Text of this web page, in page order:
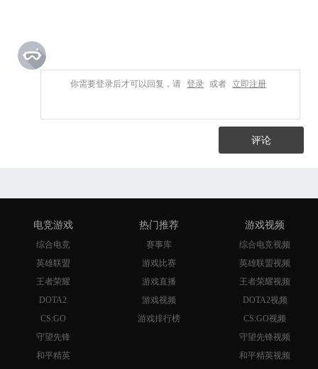
你需要登录后才可以回复，请 登录 或者 立即注册
评论
电竞游戏
综合电竞
英雄联盟
王者荣耀
DOTA2
CS:GO
守望先锋
和平精英
热门推荐
赛事库
游戏比赛
游戏直播
游戏视频
游戏排行榜
游戏视频
综合电竞视频
英雄联盟视频
王者荣耀视频
DOTA2视频
CS:GO视频
守望先锋视频
和平精英视频